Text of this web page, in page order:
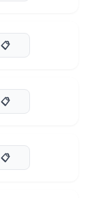
📋
📋
📋